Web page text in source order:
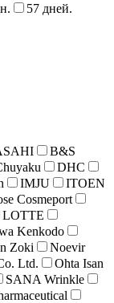
57 дней.
B&S
DHC
IMJU
ITOEN
Cosmeport
LOTTE
Kenkodo
Zoki
Noevir
Ltd.
Ohta Isan
SANA Wrinkle